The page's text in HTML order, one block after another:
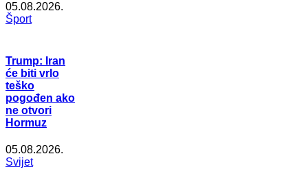
05.08.2026.
Šport
Trump: Iran
će biti vrlo
teško
pogođen ako
ne otvori
Hormuz
05.08.2026.
Svijet